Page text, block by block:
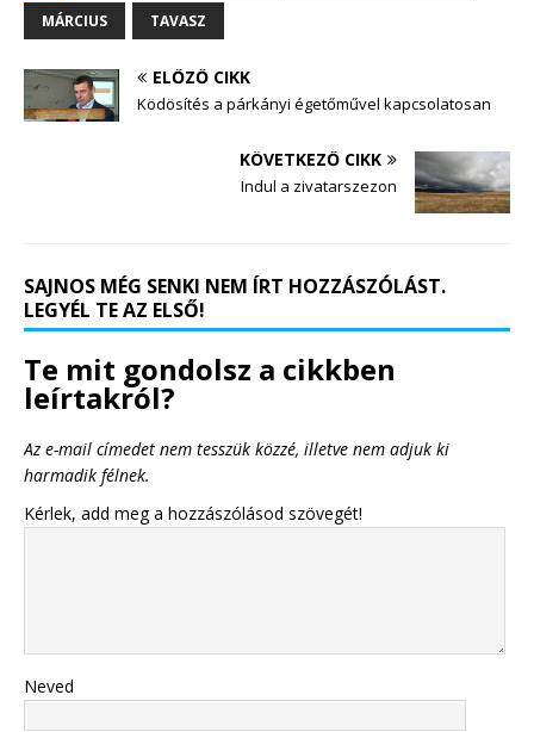
MÁRCIUS TAVASZ
ELŐZŐ CIKK
Ködösítés a párkányi égetőművel kapcsolatosan
KÖVETKEZŐ CIKK
Indul a zivatarszezon
SAJNOS MÉG SENKI NEM ÍRT HOZZÁSZÓLÁST.
LEGYÉL TE AZ ELSŐ!
Te mit gondolsz a cikkben
leírtakról?
Az e-mail címedet nem tesszük közzé, illetve nem adjuk ki
harmadik félnek.
Kérlek, add meg a hozzászólásod szövegét!
Neved